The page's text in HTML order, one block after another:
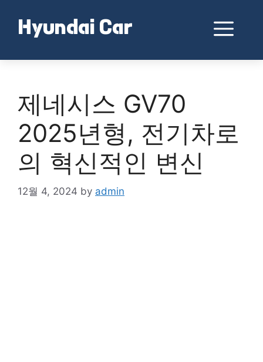
contentHyundai Car
제네시스 GV70
2025년형, 전기차로
의 혁신적인 변신
12월 4, 2024 by admin